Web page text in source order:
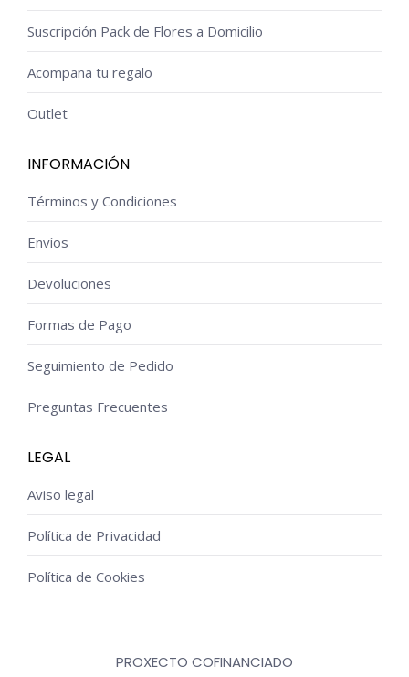
Suscripción Pack de Flores a Domicilio
Acompaña tu regalo
Outlet
INFORMACIÓN
Términos y Condiciones
Envíos
Devoluciones
Formas de Pago
Seguimiento de Pedido
Preguntas Frecuentes
LEGAL
Aviso legal
Política de Privacidad
Política de Cookies
PROXECTO COFINANCIADO